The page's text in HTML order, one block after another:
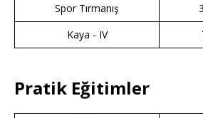
Spor Tırmanış
Kaya - IV
Pratik Eğitimler